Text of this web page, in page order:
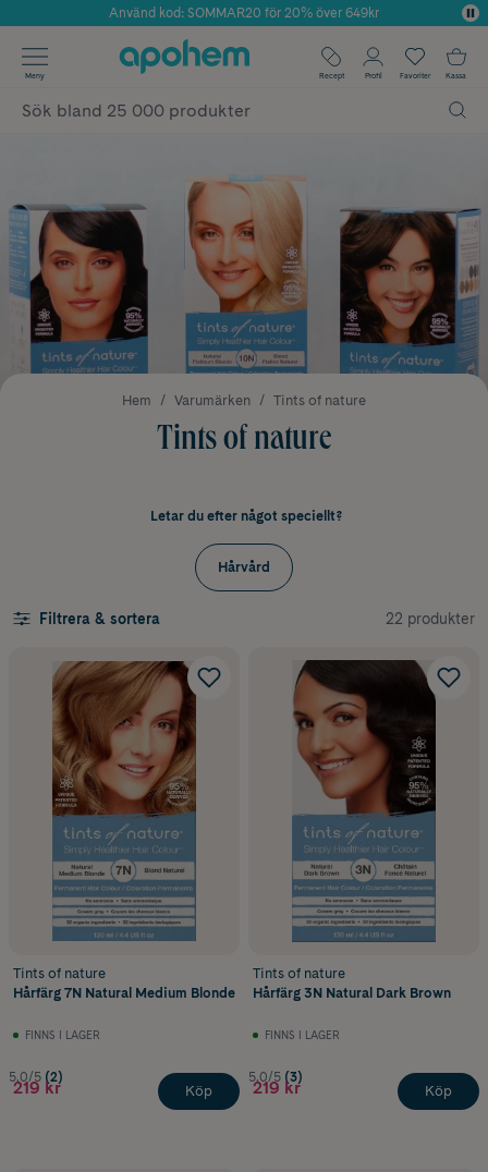
Årets Butik 2025 inom Skönhet
Använd kod: SOMMAR20 för 20% över 649kr
✓ Fri frakt
✓ Poäng på alla köp*
Meny Recept Profil Favoriter Kassa
Hem Varumärken Tints of nature
Tints of nature
Letar du efter något speciellt?
Hårvård
Filtrera & sortera 22 produkter
Tints of nature
Hårfärg 7N Natural Medium Blonde
FINNS I LAGER
5.0/5 (2)
219 kr Köp
Tints of nature
Hårfärg 3N Natural Dark Brown
FINNS I LAGER
5.0/5 (3)
219 kr Köp